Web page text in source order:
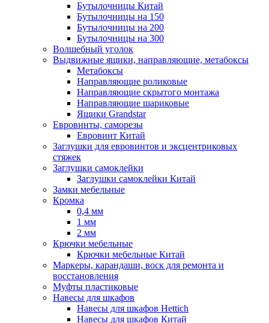
Бутылочницы Китай
Бутылочницы на 150
Бутылочницы на 200
Бутылочницы на 300
Волшебный уголок
Выдвижные ящики, направляющие, метабоксы
Метабоксы
Направляющие роликовые
Направляющие скрытого монтажа
Направляющие шариковые
Ящики Grandstar
Евровинты, саморезы
Евровинт Китай
Заглушки для евровинтов и эксцентриковых
стяжек
Заглушки самоклейки
Заглушки самоклейки Китай
Замки мебельные
Кромка
0,4 мм
1 мм
2 мм
Крючки мебельные
Крючки мебельные Китай
Маркеры, карандаши, воск для ремонта и
восстановления
Муфты пластиковые
Навесы для шкафов
Навесы для шкафов Hettich
Навесы для шкафов Китай